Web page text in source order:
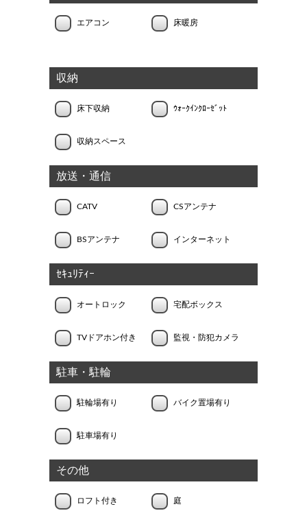
エアコン 床暖房
収納
床下収納 ｳｫｰｸｲﾝｸﾛｰｾﾞｯﾄ
収納スペース
放送・通信
CATV CSアンテナ
BSアンテナ インターネット
ｾｷｭﾘﾃｨｰ
オートロック 宅配ボックス
TVドアホン付き 監視・防犯カメラ
駐車・駐輪
駐輪場有り バイク置場有り
駐車場有り
その他
ロフト付き 庭